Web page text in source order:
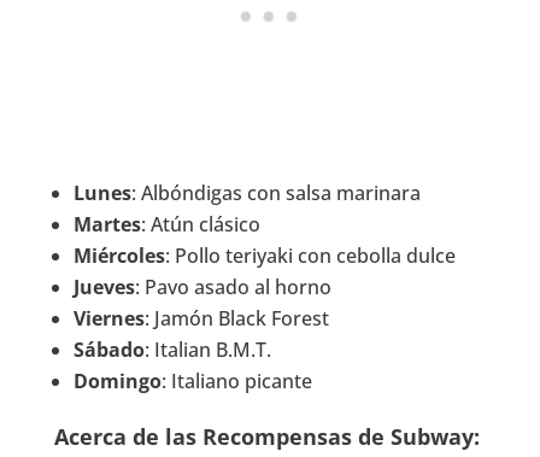
Lunes: Albóndigas con salsa marinara
Martes: Atún clásico
Miércoles: Pollo teriyaki con cebolla dulce
Jueves: Pavo asado al horno
Viernes: Jamón Black Forest
Sábado: Italian B.M.T.
Domingo: Italiano picante
Acerca de las Recompensas de Subway: